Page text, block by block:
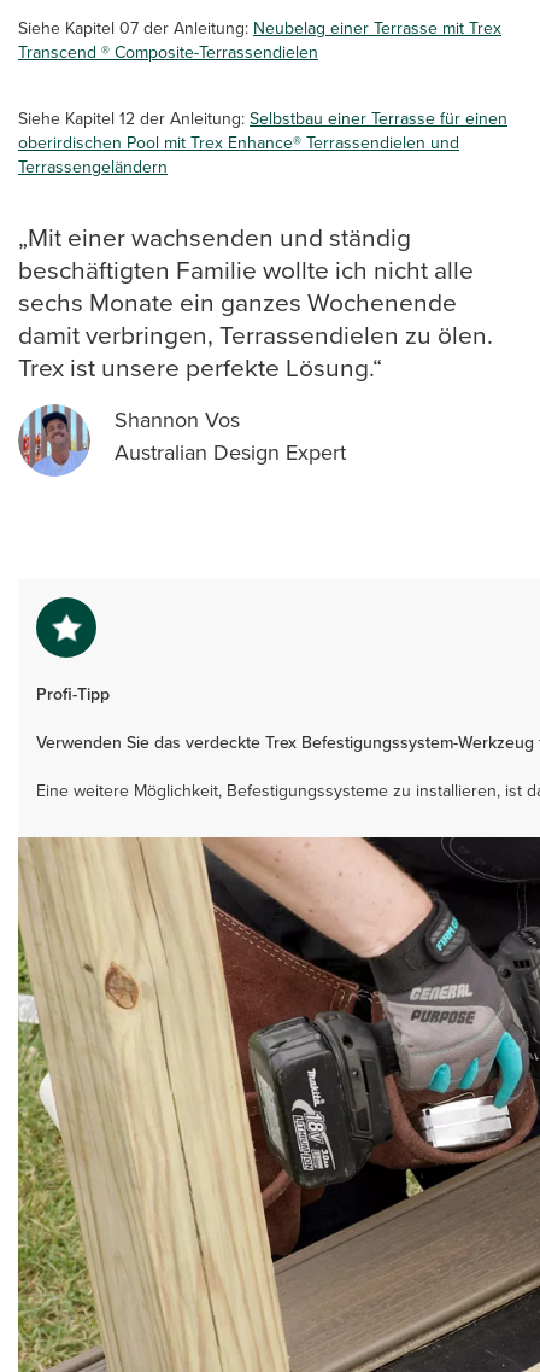
Siehe Kapitel 07 der Anleitung: Neubelag einer Terrasse mit Trex
Transcend ® Composite-Terrassendielen
Siehe Kapitel 12 der Anleitung: Selbstbau einer Terrasse für einen
oberirdischen Pool mit Trex Enhance® Terrassendielen und
Terrassengeländern
„Mit einer wachsenden und ständig
beschäftigten Familie wollte ich nicht alle
sechs Monate ein ganzes Wochenende
damit verbringen, Terrassendielen zu ölen.
Trex ist unsere perfekte Lösung.“
Shannon Vos
Australian Design Expert
Profi-Tipp
Verwenden Sie das verdeckte Trex Befestigungssystem-
Eine weitere Möglichkeit, Befestigungssysteme zu installieren, ist